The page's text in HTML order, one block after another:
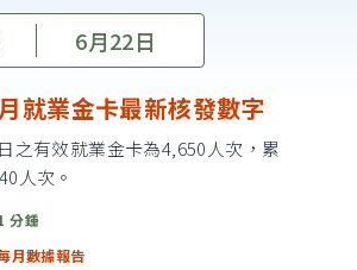
6月22日
就業金卡最新核發數字
之有效就業金卡為4,650人次，累
人次。
分鍾
月數據報告